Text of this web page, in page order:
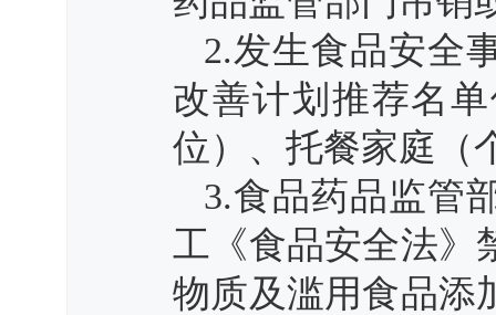
2.发生食品安全
改善计划推荐名
位）、托餐家庭（
3.食品药品监管
工《食品安全法》
物质及滥用食品添